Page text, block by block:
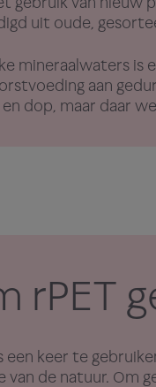
uit oude,
mineraalwaters is
aan
dop, maar daar
rPET
keer te
de natuur. Om